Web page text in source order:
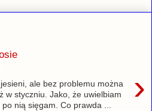
›
ale bez problemu można
w styczniu. Jako, że uwielbiam
nią sięgam. Co prawda ...